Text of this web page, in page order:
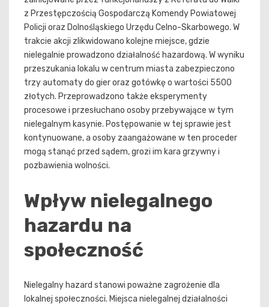
z Przestępczością Gospodarczą Komendy Powiatowej
Policji oraz Dolnośląskiego Urzędu Celno-Skarbowego. W
trakcie akcji zlikwidowano kolejne miejsce, gdzie
nielegalnie prowadzono działalność hazardową. W wyniku
przeszukania lokalu w centrum miasta zabezpieczono
trzy automaty do gier oraz gotówkę o wartości 5500
złotych. Przeprowadzono także eksperymenty
procesowe i przesłuchano osoby przebywające w tym
nielegalnym kasynie. Postępowanie w tej sprawie jest
kontynuowane, a osoby zaangażowane w ten proceder
mogą stanąć przed sądem, grozi im kara grzywny i
pozbawienia wolności.
Wpływ nielegalnego
hazardu na
społeczność
Nielegalny hazard stanowi poważne zagrożenie dla
lokalnej społeczności. Miejsca nielegalnej działalności